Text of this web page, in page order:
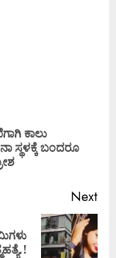
ಕಾಲು
ಸ್ಥಳಕ್ಕೆ ಬಂದರೂ
Next